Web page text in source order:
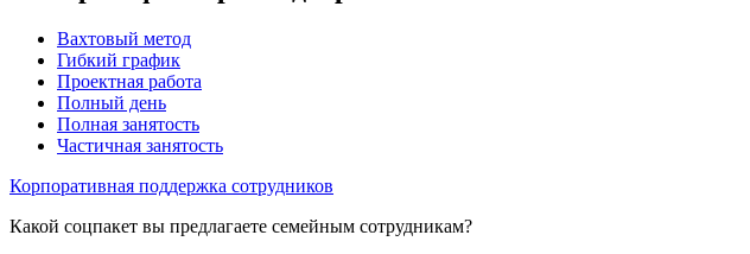
Вахтовый метод
Гибкий график
Проектная работа
Полный день
Полная занятость
Частичная занятость
Корпоративная поддержка сотрудников
Какой соцпакет вы предлагаете семейным сотрудникам?